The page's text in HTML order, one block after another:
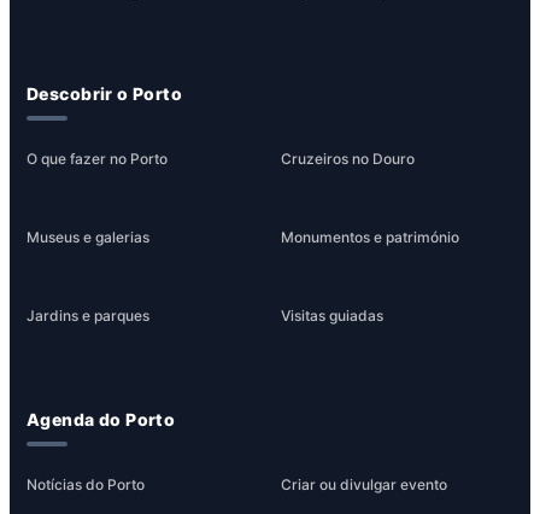
Descobrir o Porto
O que fazer no Porto Cruzeiros no Douro
Museus e galerias Monumentos e património
Jardins e parques Visitas guiadas
Agenda do Porto
Notícias do Porto Criar ou divulgar evento